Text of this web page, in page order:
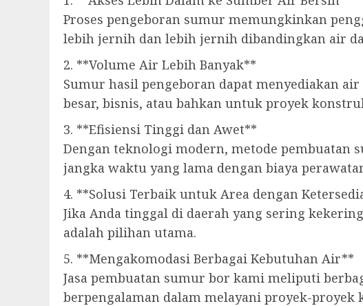
Proses pengeboran sumur memungkinkan
lebih jernih dan lebih jernih dibandingkan air
2. **Volume Air Lebih Banyak**
Sumur hasil pengeboran dapat menyediakan
besar, bisnis, atau bahkan untuk proyek
3. **Efisiensi Tinggi dan Awet**
Dengan teknologi modern, metode pembuatan
jangka waktu yang lama dengan biaya
4. **Solusi Terbaik untuk Area dengan
Jika Anda tinggal di daerah yang sering
adalah pilihan utama.
5. **Mengakomodasi Berbagai Kebutuhan Air**
Jasa pembuatan sumur bor kami meliputi
berpengalaman dalam melayani proyek-